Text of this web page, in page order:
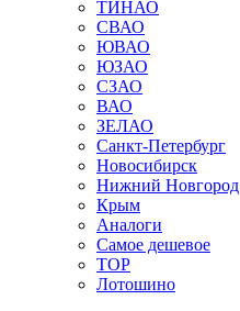
ТИНАО
СВАО
ЮВАО
ЮЗАО
СЗАО
ВАО
ЗЕЛАО
Санкт-Петербург
Новосибирск
Нижний Новгород
Крым
Аналоги
Самое дешевое
TOP
Лотошино